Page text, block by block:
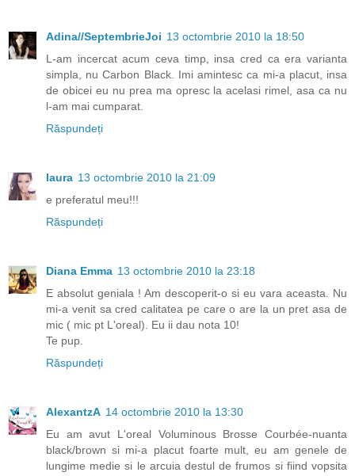
Adina//SeptembrieJoi 13 octombrie 2010 la 18:50
L-am incercat acum ceva timp, insa cred ca era varianta
simpla, nu Carbon Black. Imi amintesc ca mi-a placut, insa
de obicei eu nu prea ma opresc la acelasi rimel, asa ca nu
l-am mai cumparat.
Răspundeți
laura 13 octombrie 2010 la 21:09
e preferatul meu!!!
Răspundeți
Diana Emma 13 octombrie 2010 la 23:18
E absolut geniala ! Am descoperit-o si eu vara aceasta. Nu
mi-a venit sa cred calitatea pe care o are la un pret asa de
mic ( mic pt L'oreal). Eu ii dau nota 10!
Te pup.
Răspundeți
AlexantzA 14 octombrie 2010 la 13:30
Eu am avut L'oreal Voluminous Brosse Courbée-nuanta
black/brown si mi-a placut foarte mult, eu am genele de
lungime medie si le arcuia destul de frumos si fiind vopsita